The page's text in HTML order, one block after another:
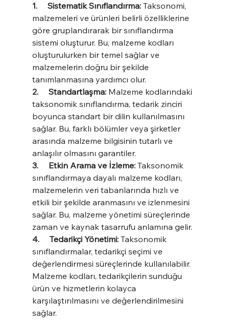
1.     Sistematik Sınıflandırma: Taksonomi,
malzemeleri ve ürünleri belirli özelliklerine
göre gruplandırarak bir sınıflandırma
sistemi oluşturur. Bu, malzeme kodları
oluşturulurken bir temel sağlar ve
malzemelerin doğru bir şekilde
tanımlanmasına yardımcı olur.
2.     Standartlaşma: Malzeme kodlarındaki
taksonomik sınıflandırma, tedarik zinciri
boyunca standart bir dilin kullanılmasını
sağlar. Bu, farklı bölümler veya şirketler
arasında malzeme bilgisinin tutarlı ve
anlaşılır olmasını garantiler.
3.     Etkin Arama ve İzleme: Taksonomik
sınıflandırmaya dayalı malzeme kodları,
malzemelerin veri tabanlarında hızlı ve
etkili bir şekilde aranmasını ve izlenmesini
sağlar. Bu, malzeme yönetimi süreçlerinde
zaman ve kaynak tasarrufu anlamına gelir.
4.     Tedarikçi Yönetimi: Taksonomik
sınıflandırmalar, tedarikçi seçimi ve
değerlendirmesi süreçlerinde kullanılabilir.
Malzeme kodları, tedarikçilerin sunduğu
ürün ve hizmetlerin kolayca
karşılaştırılmasını ve değerlendirilmesini
sağlar.